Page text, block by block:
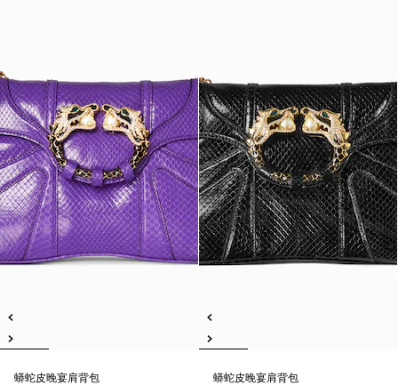
蟒蛇皮晚宴肩背包
蟒蛇皮晚宴肩背包